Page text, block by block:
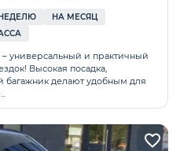
НА МЕСЯЦ
– универсальный и практичный
Высокая посадка,
багажник делают удобным для